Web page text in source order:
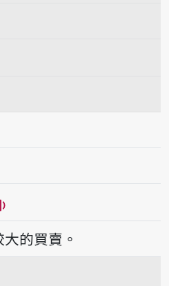
播放音讀huàn
的買賣。